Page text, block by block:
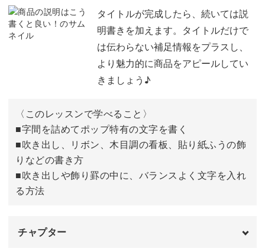
タイトル文字について 02:33
丸文字のタイトルを書く 03:26
黒の角文字でタイトルを書く 16:27
ポップでの実用例
おわりに 60:16
タイトルが完成したら、続いては説
明書きを加えます。タイトルだけで
は伝わらない補足情報をプラスし、
より魅力的に商品をアピールしてい
きましょう♪
〈このレッスンで学べること〉
■字間を詰めてポップ特有の文字を書く
■吹き出し、リボン、木目調の看板、貼り紙ふうの飾
りなどの書き方
■吹き出しや飾り罫の中に、バランスよく文字を入れ
る方法
チャプター